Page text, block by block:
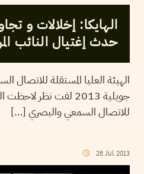
الهايكا: إخلالات و
حدث إغتيال النائب
جويلية 2013 لفت نظر
للاتصال السمعي والبصري […]
26 Jul 2013